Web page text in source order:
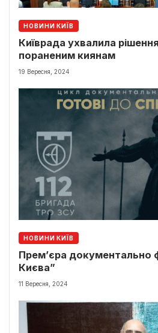
НОВИНИ КИЇВ
Київрада ухвалила
пораненим киянам
19 Вересня, 2024
НОВИНИ КИЇВ
Прем’єра документально
Києва”
11 Вересня, 2024